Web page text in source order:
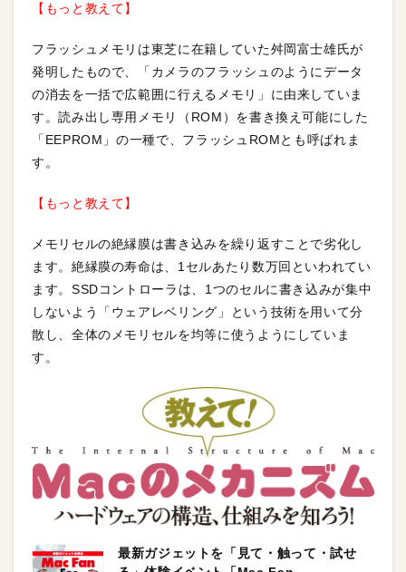
【もっと教えて】
フラッシュメモリは東芝に在籍していた舛岡富士雄氏が
発明したもので、「カメラのフラッシュのようにデータ
の消去を一括で広範囲に行えるメモリ」に由来していま
す。読み出し専用メモリ（ROM）を書き換え可能にした
「EEPROM」の一種で、フラッシュROMとも呼ばれま
す。
【もっと教えて】
メモリセルの絶縁膜は書き込みを繰り返すことで劣化し
ます。絶縁膜の寿命は、1セルあたり数万回といわれてい
ます。SSDコントローラは、1つのセルに書き込みが集中
しないよう「ウェアレベリング」という技術を用いて分
散し、全体のメモリセルを均等に使うようにしていま
す。
最新ガジェットを「見て・触って・試せ